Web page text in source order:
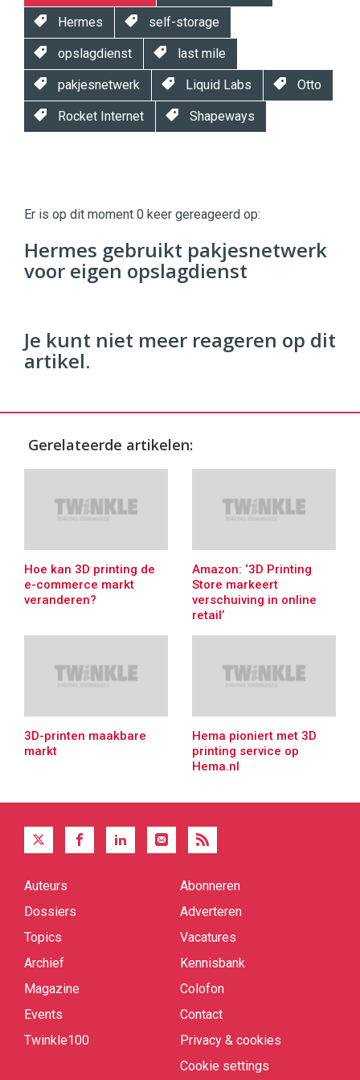
Hermes self-storage
opslagdienst last mile
pakjesnetwerk Liquid Labs Otto
Rocket Internet Shapeways
|
Digital
Commerce https://twinklemagazine.nl
9654
Er is op dit moment 0 keer gereageerd op:
Hermes gebruikt pakjesnetwerk
voor eigen opslagdienst
Je kunt niet meer reageren op dit
artikel.
Gerelateerde artikelen:
Hoe kan 3D printing de
e-commerce markt
veranderen?
Amazon: ‘3D Printing
Store markeert
verschuiving in online
retail’
3D-printen maakbare
markt
Hema pioniert met 3D
printing service op
Hema.nl
Quick
Auteurs
Dossiers
Topics
Archief
Magazine
Events
Twinkle100
Abonneren
Adverteren
Vacatures
Kennisbank
Colofon
Contact
Privacy & cookies
Cookie settings